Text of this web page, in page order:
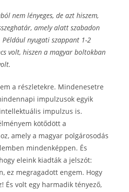
nem lényeges, de azt hiszem,
amely alatt szabadon
nyugati szappant 1-2
volt, hiszen a magyar boltokban
a részletekre. Mindenesetre
impulzusok egyik
impulzus is.
kötődött a
amely a magyar polgárosodás
mindenképpen. És
eleink kiadták a jelszót:
ez megragadott engem. Hogy
És volt egy harmadik tényező,